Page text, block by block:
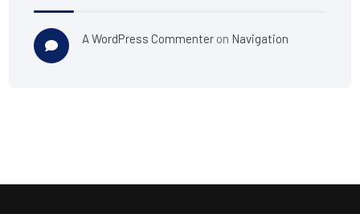
A WordPress Commenter on Navigation